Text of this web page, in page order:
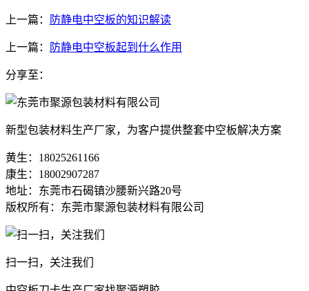
上一篇： 防静电中空板的知识解读
上一篇： 防静电中空板起到什么作用
分享至：
新型包装材料生产厂家，为客户提供整套中空板解决方案
黄生：18025261166
康生：18002907287
地址：东莞市石碣镇沙腰新兴路20号
版权所有：东莞市聚源包装材料有限公司
扫一扫，关注我们